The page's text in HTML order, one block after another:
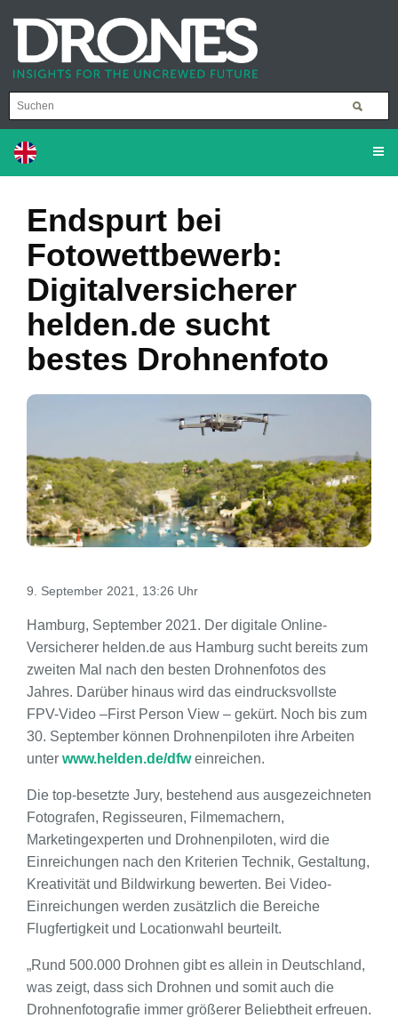
Endspurt bei
Fotowettbewerb:
Digitalversicherer
helden.de sucht
bestes Drohnenfoto
9. September 2021, 13:26 Uhr
Hamburg, September 2021. Der digitale Online-
Versicherer helden.de aus Hamburg sucht bereits zum
zweiten Mal nach den besten Drohnenfotos des
Jahres. Darüber hinaus wird das eindrucksvollste
FPV-Video –First Person View – gekürt. Noch bis zum
30. September können Drohnenpiloten ihre Arbeiten
unter www.helden.de/dfweinreichen.
Die top-besetzte Jury, bestehend aus ausgezeichneten
Fotografen, Regisseuren, Filmemachern,
Marketingexperten und Drohnenpiloten, wird die
Einreichungen nach den Kriterien Technik, Gestaltung,
Kreativität und Bildwirkung bewerten. Bei Video-
Einreichungen werden zusätzlich die Bereiche
Flugfertigkeit und Locationwahl beurteilt.
„Rund 500.000 Drohnen gibt es allein in Deutschland,
was zeigt, dass sich Drohnen und somit auch die
Drohnenfotografie immer größerer Beliebtheit erfreuen.